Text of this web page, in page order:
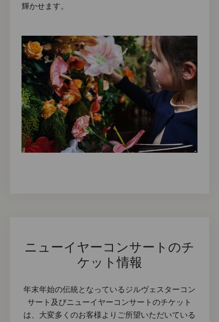
輝かせます。
ニューイヤーコンサートのチ
ケット情報
年末年始の伝統となっているジルヴェスターコン
サート及びニューイヤーコンサートのチケット
は、大変多くのお客様よりご所望いただいている